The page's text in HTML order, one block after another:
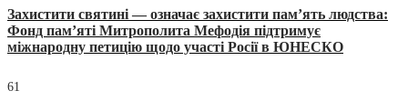
Захистити святині — означає захистити пам’ять людства:
Фонд пам’яті Митрополита Мефодія підтримує
міжнародну петицію щодо участі Росії в ЮНЕСКО
61